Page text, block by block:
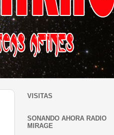
VISITAS
SONANDO AHORA RADIO
MIRAGE